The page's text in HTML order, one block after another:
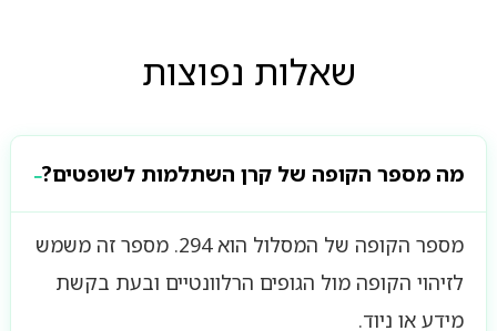
שאלות נפוצות
מה מספר הקופה של קרן השתלמות לשופטים?
מספר הקופה של המסלול הוא 294. מספר זה משמש
לזיהוי הקופה מול הגופים הרלוונטיים ובעת בקשת
מידע או ניוד.